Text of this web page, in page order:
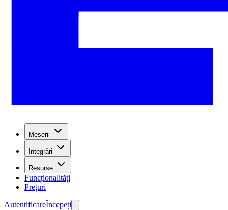
Meserii
Integrări
Resurse
Funcționalități
Prețuri
AutentificareÎncepeți